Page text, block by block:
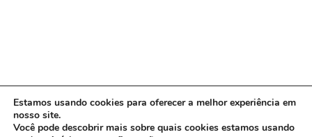
Estamos usando cookies para oferecer a melhor experiência em
nosso site.
Você pode descobrir mais sobre quais cookies estamos usando